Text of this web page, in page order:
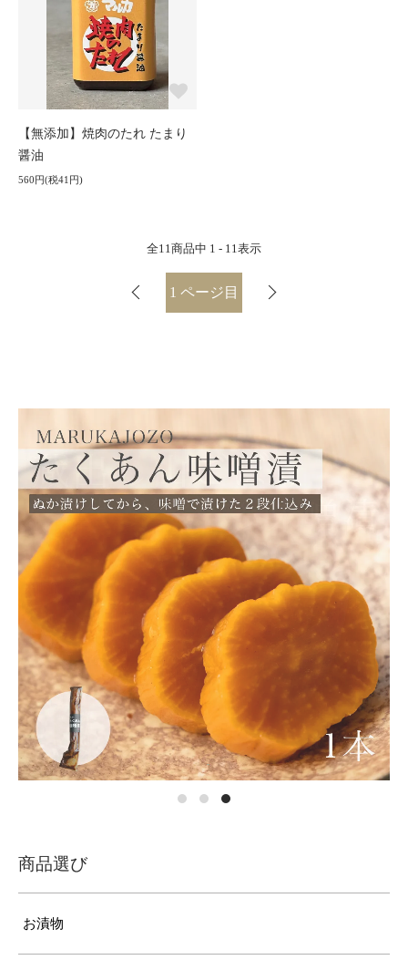
【無添加】焼肉のたれ たまり
醤油
560円(税41円)
全11商品中 1 - 11表示
1 ページ目
商品選び
お漬物